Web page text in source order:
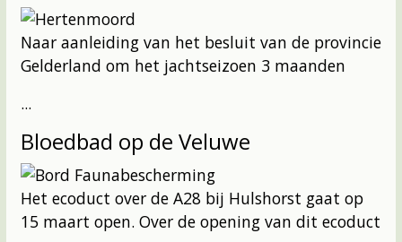
Naar aanleiding van het besluit van de provincie
Gelderland om het jachtseizoen 3 maanden
...
Bloedbad op de Veluwe
Het ecoduct over de A28 bij Hulshorst gaat op
15 maart open. Over de opening van dit ecoduct